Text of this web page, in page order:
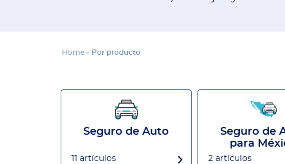
Home» Por producto
Seguro de Auto
11 artículos
Seguro de
para
2 artículos